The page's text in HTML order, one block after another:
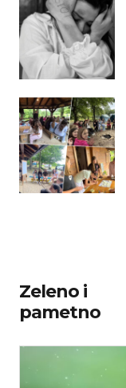
Zeleno i
pametno